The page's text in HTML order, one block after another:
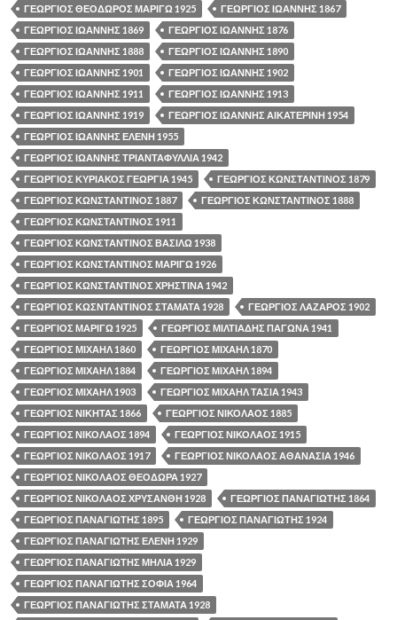
ΓΕΩΡΓΙΟΣ ΘΕΟΔΩΡΟΣ ΜΑΡΙΓΩ 1925
ΓΕΩΡΓΙΟΣ ΙΩΑΝΝΗΣ 1867
ΓΕΩΡΓΙΟΣ ΙΩΑΝΝΗΣ 1869
ΓΕΩΡΓΙΟΣ ΙΩΑΝΝΗΣ 1876
ΓΕΩΡΓΙΟΣ ΙΩΑΝΝΗΣ 1888
ΓΕΩΡΓΙΟΣ ΙΩΑΝΝΗΣ 1890
ΓΕΩΡΓΙΟΣ ΙΩΑΝΝΗΣ 1901
ΓΕΩΡΓΙΟΣ ΙΩΑΝΝΗΣ 1902
ΓΕΩΡΓΙΟΣ ΙΩΑΝΝΗΣ 1911
ΓΕΩΡΓΙΟΣ ΙΩΑΝΝΗΣ 1913
ΓΕΩΡΓΙΟΣ ΙΩΑΝΝΗΣ 1919
ΓΕΩΡΓΙΟΣ ΙΩΑΝΝΗΣ ΑΙΚΑΤΕΡΙΝΗ 1954
ΓΕΩΡΓΙΟΣ ΙΩΑΝΝΗΣ ΕΛΕΝΗ 1955
ΓΕΩΡΓΙΟΣ ΙΩΑΝΝΗΣ ΤΡΙΑΝΤΑΦΥΛΛΙΑ 1942
ΓΕΩΡΓΙΟΣ ΚΥΡΙΑΚΟΣ ΓΕΩΡΓΙΑ 1945
ΓΕΩΡΓΙΟΣ ΚΩΝΣΤΑΝΤΙΝΟΣ 1879
ΓΕΩΡΓΙΟΣ ΚΩΝΣΤΑΝΤΙΝΟΣ 1887
ΓΕΩΡΓΙΟΣ ΚΩΝΣΤΑΝΤΙΝΟΣ 1888
ΓΕΩΡΓΙΟΣ ΚΩΝΣΤΑΝΤΙΝΟΣ 1911
ΓΕΩΡΓΙΟΣ ΚΩΝΣΤΑΝΤΙΝΟΣ ΒΑΣΙΛΩ 1938
ΓΕΩΡΓΙΟΣ ΚΩΝΣΤΑΝΤΙΝΟΣ ΜΑΡΙΓΩ 1926
ΓΕΩΡΓΙΟΣ ΚΩΝΣΤΑΝΤΙΝΟΣ ΧΡΗΣΤΙΝΑ 1942
ΓΕΩΡΓΙΟΣ ΚΩΣΝΤΑΝΤΙΝΟΣ ΣΤΑΜΑΤΑ 1928
ΓΕΩΡΓΙΟΣ ΛΑΖΑΡΟΣ 1902
ΓΕΩΡΓΙΟΣ ΜΑΡΙΓΩ 1925
ΓΕΩΡΓΙΟΣ ΜΙΛΤΙΑΔΗΣ ΠΑΓΩΝΑ 1941
ΓΕΩΡΓΙΟΣ ΜΙΧΑΗΛ 1860
ΓΕΩΡΓΙΟΣ ΜΙΧΑΗΛ 1870
ΓΕΩΡΓΙΟΣ ΜΙΧΑΗΛ 1884
ΓΕΩΡΓΙΟΣ ΜΙΧΑΗΛ 1894
ΓΕΩΡΓΙΟΣ ΜΙΧΑΗΛ 1903
ΓΕΩΡΓΙΟΣ ΜΙΧΑΗΛ ΤΑΣΙΑ 1943
ΓΕΩΡΓΙΟΣ ΝΙΚΗΤΑΣ 1866
ΓΕΩΡΓΙΟΣ ΝΙΚΟΛΑΟΣ 1885
ΓΕΩΡΓΙΟΣ ΝΙΚΟΛΑΟΣ 1894
ΓΕΩΡΓΙΟΣ ΝΙΚΟΛΑΟΣ 1915
ΓΕΩΡΓΙΟΣ ΝΙΚΟΛΑΟΣ 1917
ΓΕΩΡΓΙΟΣ ΝΙΚΟΛΑΟΣ ΑΘΑΝΑΣΙΑ 1946
ΓΕΩΡΓΙΟΣ ΝΙΚΟΛΑΟΣ ΘΕΟΔΩΡΑ 1927
ΓΕΩΡΓΙΟΣ ΝΙΚΟΛΑΟΣ ΧΡΥΣΑΝΘΗ 1928
ΓΕΩΡΓΙΟΣ ΠΑΝΑΓΙΩΤΗΣ 1864
ΓΕΩΡΓΙΟΣ ΠΑΝΑΓΙΩΤΗΣ 1895
ΓΕΩΡΓΙΟΣ ΠΑΝΑΓΙΩΤΗΣ 1924
ΓΕΩΡΓΙΟΣ ΠΑΝΑΓΙΩΤΗΣ ΕΛΕΝΗ 1929
ΓΕΩΡΓΙΟΣ ΠΑΝΑΓΙΩΤΗΣ ΜΗΛΙΑ 1929
ΓΕΩΡΓΙΟΣ ΠΑΝΑΓΙΩΤΗΣ ΣΟΦΙΑ 1964
ΓΕΩΡΓΙΟΣ ΠΑΝΑΓΙΩΤΗΣ ΣΤΑΜΑΤΑ 1928